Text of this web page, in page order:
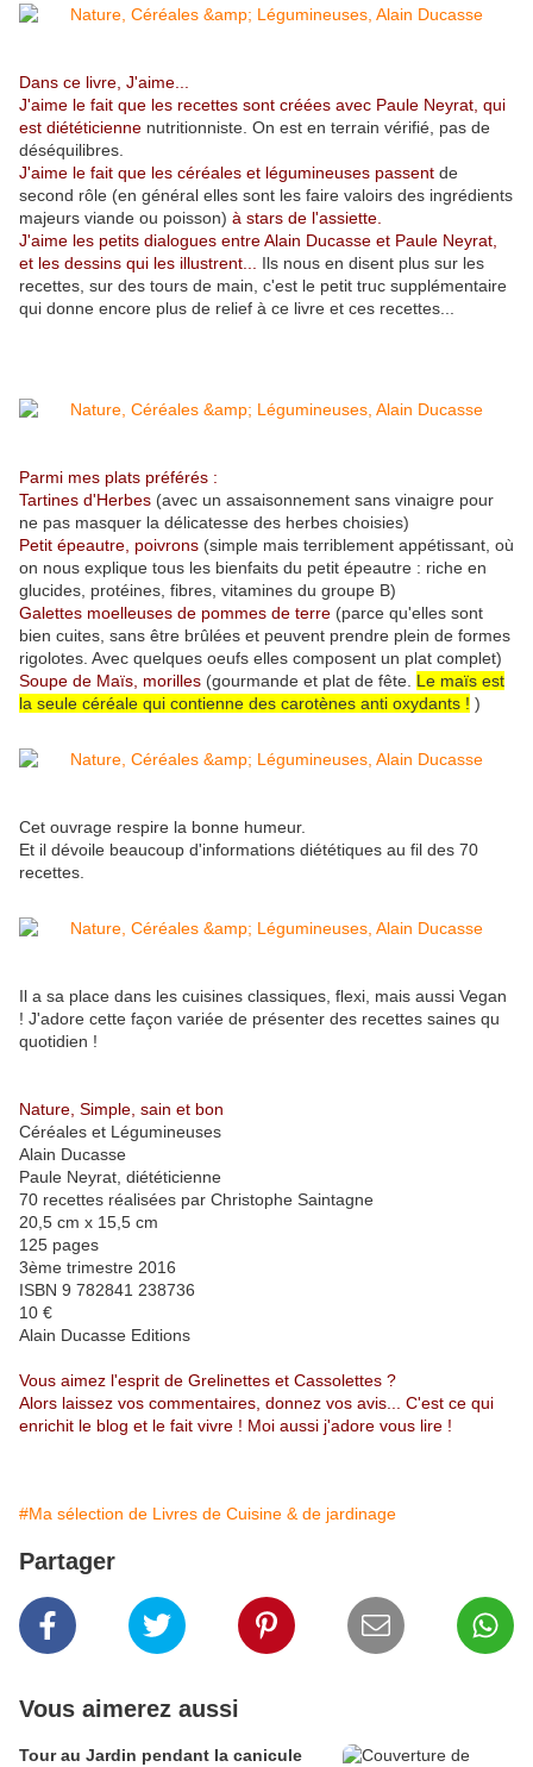
Dans ce livre, J'aime...
J'aime le fait que les recettes sont créées avec Paule Neyrat, qui
est diététicienne nutritionniste. On est en terrain vérifié, pas de
déséquilibres.
J'aime le fait que les céréales et légumineuses passent de
second rôle (en général elles sont les faire valoirs des ingrédients
majeurs viande ou poisson) à stars de l'assiette.
J'aime les petits dialogues entre Alain Ducasse et Paule Neyrat,
et les dessins qui les illustrent... Ils nous en disent plus sur les
recettes, sur des tours de main, c'est le petit truc supplémentaire
qui donne encore plus de relief à ce livre et ces recettes...
Parmi mes plats préférés :
Tartines d'Herbes (avec un assaisonnement sans vinaigre pour
ne pas masquer la délicatesse des herbes choisies)
Petit épeautre, poivrons (simple mais terriblement appétissant, où
on nous explique tous les bienfaits du petit épeautre : riche en
glucides, protéines, fibres, vitamines du groupe B)
Galettes moelleuses de pommes de terre (parce qu'elles sont
bien cuites, sans être brûlées et peuvent prendre plein de formes
rigolotes. Avec quelques oeufs elles composent un plat complet)
Soupe de Maïs, morilles (gourmande et plat de fête. Le maïs est
la seule céréale qui contienne des carotènes anti oxydants ! )
Cet ouvrage respire la bonne humeur.
Et il dévoile beaucoup d'informations diététiques au fil des 70
recettes.
Il a sa place dans les cuisines classiques, flexi, mais aussi Vegan
! J'adore cette façon variée de présenter des recettes saines qu
quotidien !
Nature, Simple, sain et bon
Céréales et Légumineuses
Alain Ducasse
Paule Neyrat, diététicienne
70 recettes réalisées par Christophe Saintagne
20,5 cm x 15,5 cm
125 pages
3ème trimestre 2016
ISBN 9 782841 238736
10 €
Alain Ducasse Editions
Vous aimez l'esprit de Grelinettes et Cassolettes ?
Alors laissez vos commentaires, donnez vos avis... C'est ce qui
enrichit le blog et le fait vivre ! Moi aussi j'adore vous lire !
#Ma sélection de Livres de Cuisine & de jardinage
Partager
Vous aimerez aussi
Tour au Jardin pendant la canicule